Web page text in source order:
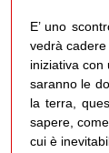
E’ uno
vedrà
iniziativa
saranno le
la terra,
sapere,
cui è